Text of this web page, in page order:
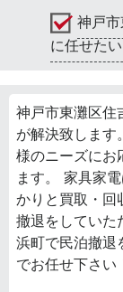
神戸
に任せたい
神戸市東灘区住
が解決致します
様のニーズに
ます。 家具家
かりと買取・回
撤退をしていた
浜町で民泊撤退
でお任せ下さい